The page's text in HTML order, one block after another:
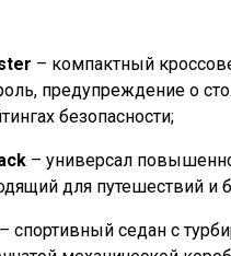
– компактный
предупреждение о
безопасности;
– универсал
для путешествий и
– спортивный седан с